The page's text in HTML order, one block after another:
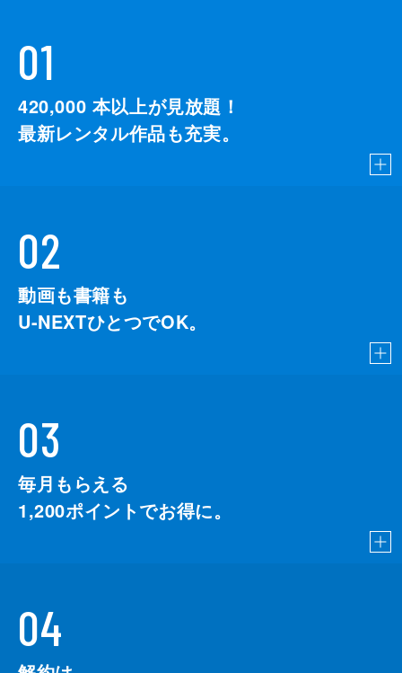
01
420,000 本以上が見放題！
最新レンタル作品も充実。
02
動画も書籍も
U-NEXTひとつでOK。
03
毎月もらえる
1,200ポイントでお得に。
04